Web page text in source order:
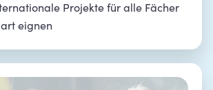
Projekte für alle Fächer
eignen